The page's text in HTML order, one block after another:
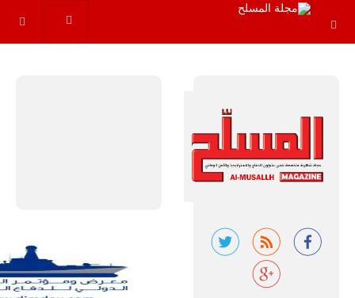
المسيرة
الروسية